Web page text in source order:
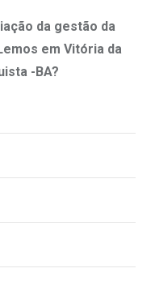
Sheila
da gestão da
em Vitória da
-BA?